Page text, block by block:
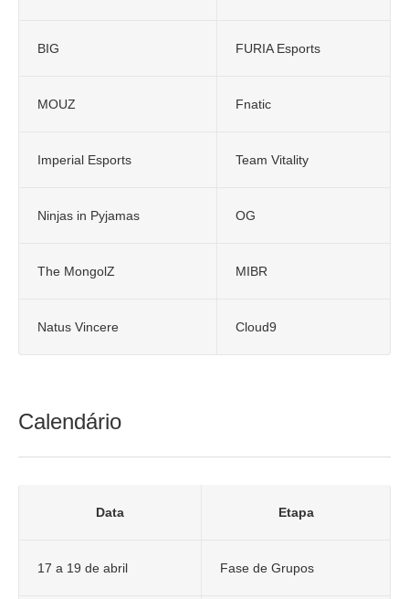
BIG FURIA Esports
MOUZ Fnatic
Imperial Esports Team Vitality
Ninjas in Pyjamas OG
The MongolZ MIBR
Natus Vincere Cloud9
Calendário
Data Etapa
17 a 19 de abril Fase de Grupos